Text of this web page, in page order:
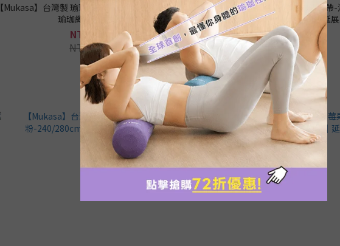
【Mukasa】台灣製 瑜珈伸展帶-三色旗 240cm｜
瑜珈繩｜延展繩
NT$340
NT$380
【Mukasa】台灣製 瑜珈伸展帶-
藍-240/280cm｜瑜珈繩｜延
NT$340 ~ NT$360
NT$400